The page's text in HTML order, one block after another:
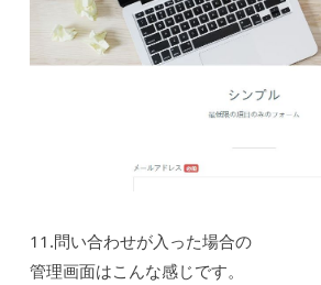
11.問い合わせが入った場合の
管理画面はこんな感じです。